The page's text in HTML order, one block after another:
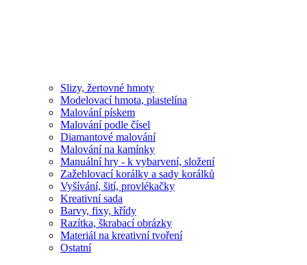
Slizy, žertovné hmoty
Modelovací hmota, plastelína
Malování pískem
Malování podle čísel
Diamantové malování
Malování na kamínky
Manuální hry - k vybarvení, složení
Zažehlovací korálky a sady korálků
Vyšívání, šití, provlékačky
Kreativní sada
Barvy, fixy, křídy
Razítka, škrabací obrázky
Materiál na kreativní tvoření
Ostatní